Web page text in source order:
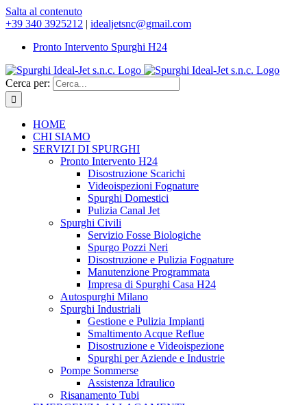
Salta al contenuto
+39 340 3925212 | idealjetsnc@gmail.com
Pronto Intervento Spurghi H24
Cerca per:
HOME
CHI SIAMO
SERVIZI DI SPURGHI
Pronto Intervento H24
Disostruzione Scarichi
Videoispezioni Fognature
Spurghi Domestici
Pulizia Canal Jet
Spurghi Civili
Servizio Fosse Biologiche
Spurgo Pozzi Neri
Disostruzione e Pulizia Fognature
Manutenzione Programmata
Impresa di Spurghi Casa H24
Autospurghi Milano
Spurghi Industriali
Gestione e Pulizia Impianti
Smaltimento Acque Reflue
Disostruzione e Videoispezione
Spurghi per Aziende e Industrie
Pompe Sommerse
Assistenza Idraulico
Risanamento Tubi